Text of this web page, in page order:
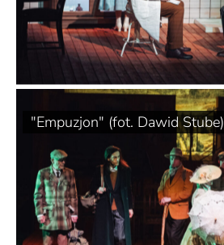
"Empuzjon" (fot. Dawid Stube)